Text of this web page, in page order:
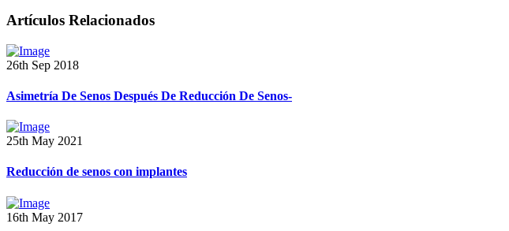
Artículos Relacionados
26th Sep 2018
Asimetría De Senos Después De Reducción De Senos-
25th May 2021
Reducción de senos con implantes
16th May 2017